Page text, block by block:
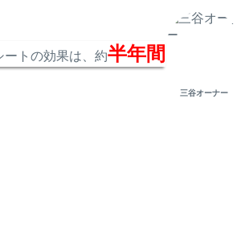
ートの効果は、約半年間
三谷オーナー